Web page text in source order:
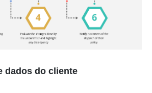
dados do cliente